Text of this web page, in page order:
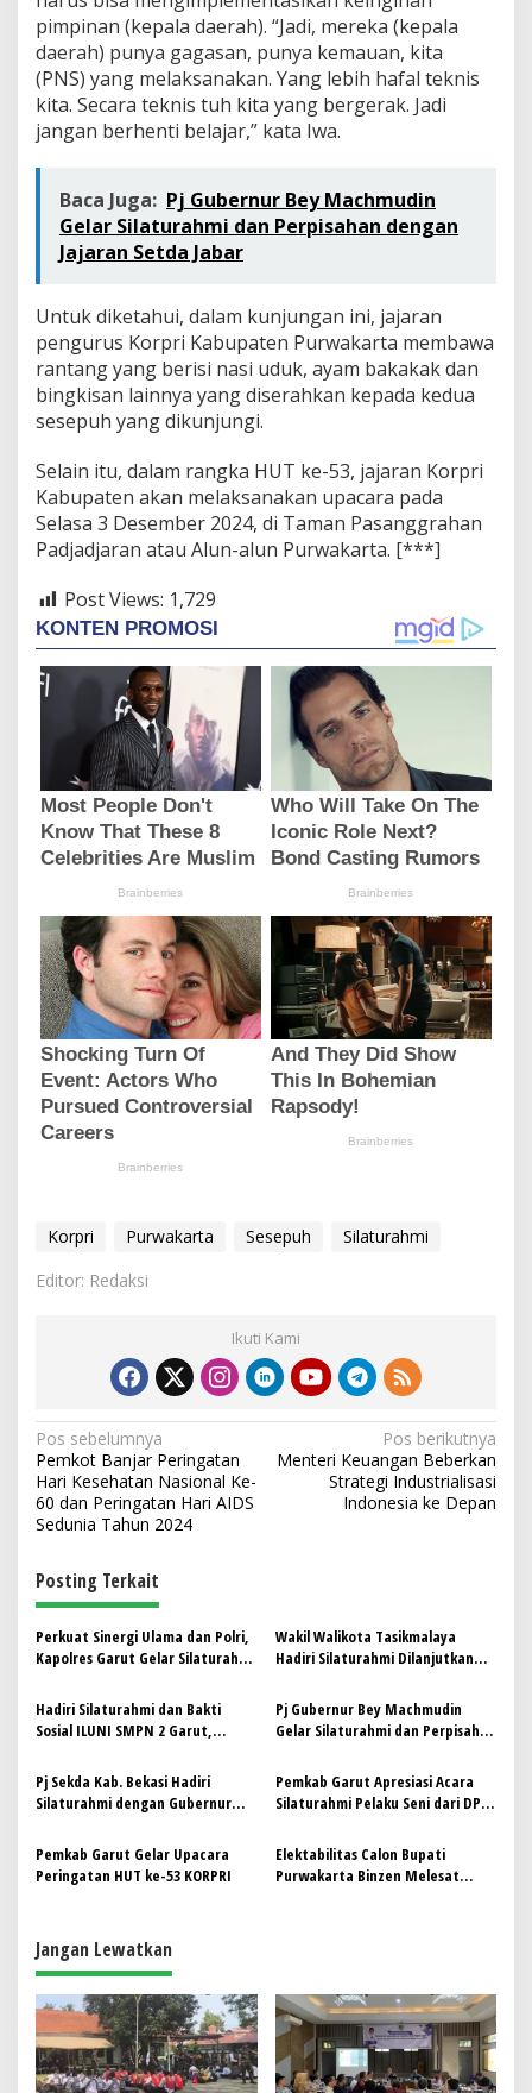
pimpinan (kepala daerah). “Jadi, mereka (kepala
daerah) punya gagasan, punya kemauan, kita
(PNS) yang melaksanakan. Yang lebih hafal teknis
kita. Secara teknis tuh kita yang bergerak. Jadi
jangan berhenti belajar,” kata Iwa.
Baca Juga: Pj Gubernur Bey Machmudin
Gelar Silaturahmi dan Perpisahan dengan
Jajaran Setda Jabar
Untuk diketahui, dalam kunjungan ini, jajaran
pengurus Korpri Kabupaten Purwakarta membawa
rantang yang berisi nasi uduk, ayam bakakak dan
bingkisan lainnya yang diserahkan kepada kedua
sesepuh yang dikunjungi.
Selain itu, dalam rangka HUT ke-53, jajaran Korpri
Kabupaten akan melaksanakan upacara pada
Selasa 3 Desember 2024, di Taman Pasanggrahan
Padjadjaran atau Alun-alun Purwakarta. [***]
Post Views: 1,729
Korpri Purwakarta Sesepuh
Silaturahmi
Editor: Redaksi
Ikuti Kami
N
a
v
i
g
a
s
i
p
o
s
Pos sebelumnya
Pemkot Banjar Peringatan
Hari Kesehatan Nasional Ke-
60 dan Peringatan Hari AIDS
Sedunia Tahun 2024
Pos berikutnya
Menteri Keuangan Beberkan
Strategi Industrialisasi
Indonesia ke Depan
Posting Terkait
Perkuat Sinergi Ulama dan Polri,
Kapolres Garut Gelar Silaturahmi
Wakil Walikota Tasikmalaya
Hadiri Silaturahmi Dilanjutkan
Kelurahan Sukanagara
Hadiri Silaturahmi dan Bakti
Sosial ILUNI SMPN 2 Garut,
Hebat
Pj Gubernur Bey Machmudin
Gelar Silaturahmi dan Perpisahan
Pj Sekda Kab. Bekasi Hadiri
Silaturahmi dengan Gubernur
Pemkab Garut Apresiasi Acara
Silaturahmi Pelaku Seni dari DPC
Pemkab Garut Gelar Upacara
Peringatan HUT ke-53 KORPRI
Elektabilitas Calon Bupati
Purwakarta Binzen Melesat
Jangan Lewatkan